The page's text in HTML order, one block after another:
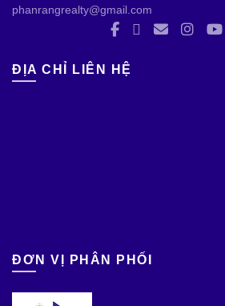
phanrangrealty@gmail.com
ĐỊA CHỈ LIÊN HỆ
ĐƠN VỊ PHÂN PHỐI